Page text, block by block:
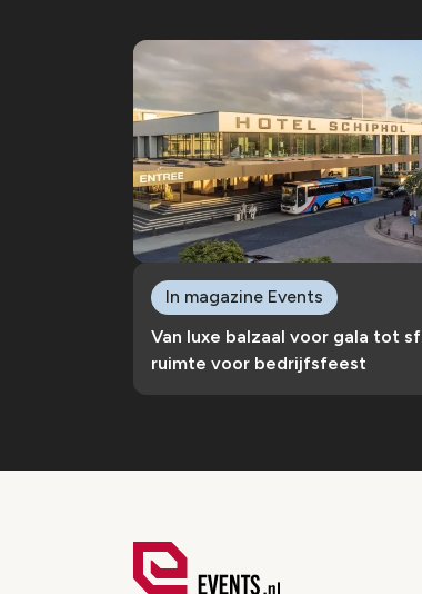
Van luxe balzaal voor gala tot
ruimte voor bedrijfsfeest
In magazine Events